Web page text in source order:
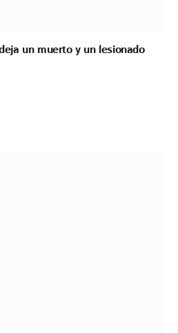
un muerto y un lesionado